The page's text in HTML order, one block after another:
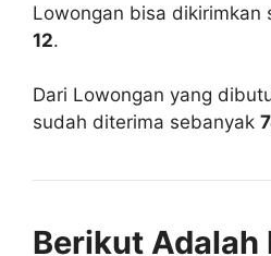
Lowongan bisa dikirimkan
12.
Dari Lowongan yang
sudah diterima sebanyak
Berikut Adalah